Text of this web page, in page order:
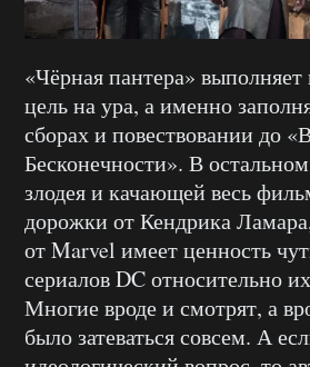
«Чёрная пантера»
цель на ура, а именно
сборах и повествовании до
Бесконечности». В
злодея и качающей весь
дорожки от Кендрика
от Marvel имеет ценность
сериалов DC относительно
Многие вроде и смотрят, а
было затеваться совсем. А